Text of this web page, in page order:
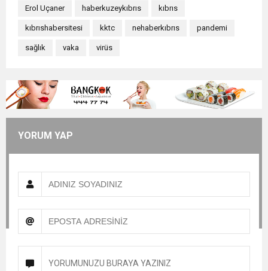
Erol Uçaner haberkuzeykıbrıs kıbrıs
kıbrıshabersitesi kktc nehaberkıbrıs pandemi
sağlık vaka virüs
YORUM YAP